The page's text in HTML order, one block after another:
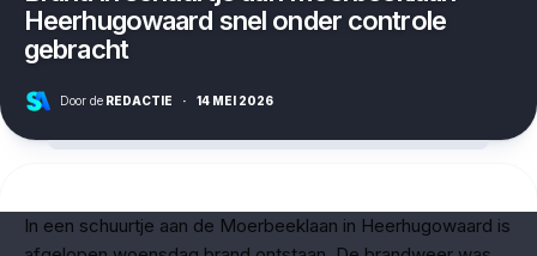
Heerhugowaard snel onder controle
gebracht
Door de REDACTIE · 14 MEI 2026
In een schuurtje aan de Moerbeeklaan in Heerhugowaard is